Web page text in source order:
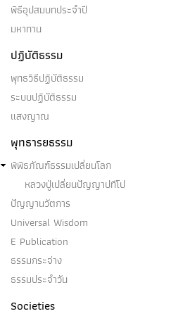
พิธีอุปสมบทประจำปี
มหาทาน
ปฏิบัติธรรม
พุทธวิธีปฏิบัติธรรม
ระบบปฏิบัติธรรม
แสงญาณ
พุทธารยธรรม
พิพิธภัณฑ์ธรรมเปลี่ยนโลก
หลวงปู่เปลี่ยนปัญญาปทีโป
ปัญญานวัตการ
Universal Wisdom
E Publication
ธรรมกระจ่าง
ธรรมประจำวัน
Societies